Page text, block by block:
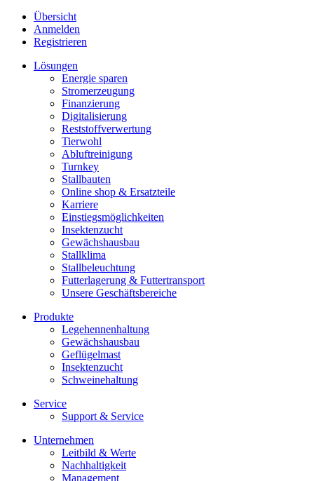
Übersicht
Anmelden
Registrieren
Lösungen
Energie sparen
Stromerzeugung
Finanzierung
Digitalisierung
Reststoffverwertung
Tierwohl
Abluftreinigung
Turnkey
Stallbauten
Online shop & Ersatzteile
Karriere
Einstiegsmöglichkeiten
Insektenzucht
Gewächshausbau
Stallklima
Stallbeleuchtung
Futterlagerung & Futtertransport
Unsere Geschäftsbereiche
Produkte
Legehennenhaltung
Gewächshausbau
Geflügelmast
Insektenzucht
Schweinehaltung
Service
Support & Service
Unternehmen
Leitbild & Werte
Nachhaltigkeit
Management